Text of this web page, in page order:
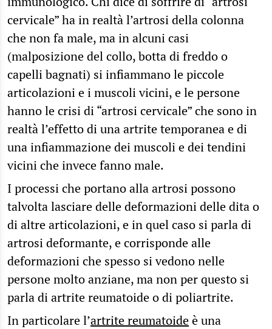
cervicale” ha in realtà l’artrosi della colonna
che non fa male, ma in alcuni casi
(malposizione del collo, botta di freddo o
capelli bagnati) si infiammano le piccole
articolazioni e i muscoli vicini, e le persone
hanno le crisi di “artrosi cervicale” che sono in
realtà l’effetto di una artrite temporanea e di
una infiammazione dei muscoli e dei tendini
vicini che invece fanno male.
I processi che portano alla artrosi possono
talvolta lasciare delle deformazioni delle dita o
di altre articolazioni, e in quel caso si parla di
artrosi deformante, e corrisponde alle
deformazioni che spesso si vedono nelle
persone molto anziane, ma non per questo si
parla di artrite reumatoide o di poliartrite.
In particolare l’artrite reumatoideè una